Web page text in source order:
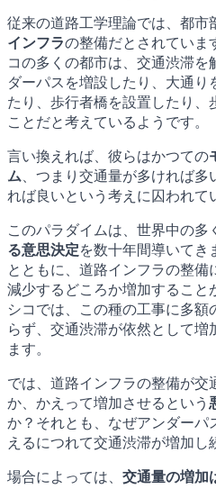
従来の道路工学理論では、都市
インフラの整備だとされていま
コの多くの都市は、交通渋滞
ダーパスを増設したり、大通
たり、歩行者橋を設置したり、
ことだと考えているようです。
言い換えれば、彼らはかつての
ム 、つまり交通量が多ければ
れば良いという考えに囚われて
このパラダイムは、世界中の多
る意思決定を数十年間導いてき
とともに、道路インフラの整
減少するどころか増加すること
シコでは、この種の工事に多
らず、交通渋滞が依然として増
ます。
では、道路インフラの整備が交
か、かえって増加させるという
か？それとも、なぜアンダーパ
えるにつれて交通渋滞が増加し
場合によっては、 交通量の増加